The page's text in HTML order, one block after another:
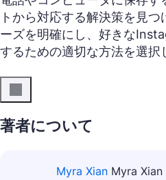
トから対応する解決策を見
ーズを明確にし、好きな
するための適切な方法を選択
著者について
Myra Xian Myra Xian